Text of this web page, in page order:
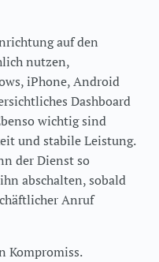
auf den
nutzen,
iPhone, Android
Dashboard
wichtig sind
und stabile Leistung.
der Dienst so
abschalten, sobald
Anruf
Kompromiss.